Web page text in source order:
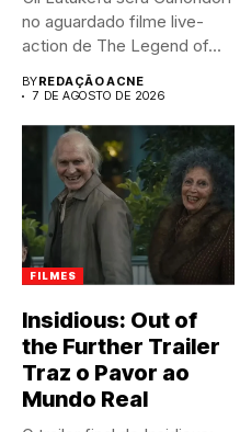
no aguardado filme live-
action de The Legend of...
BYREDAÇÃO ACNE
7 DE AGOSTO DE 2026
FILMES
Insidious: Out of
the Further Trailer
Traz o Pavor ao
Mundo Real